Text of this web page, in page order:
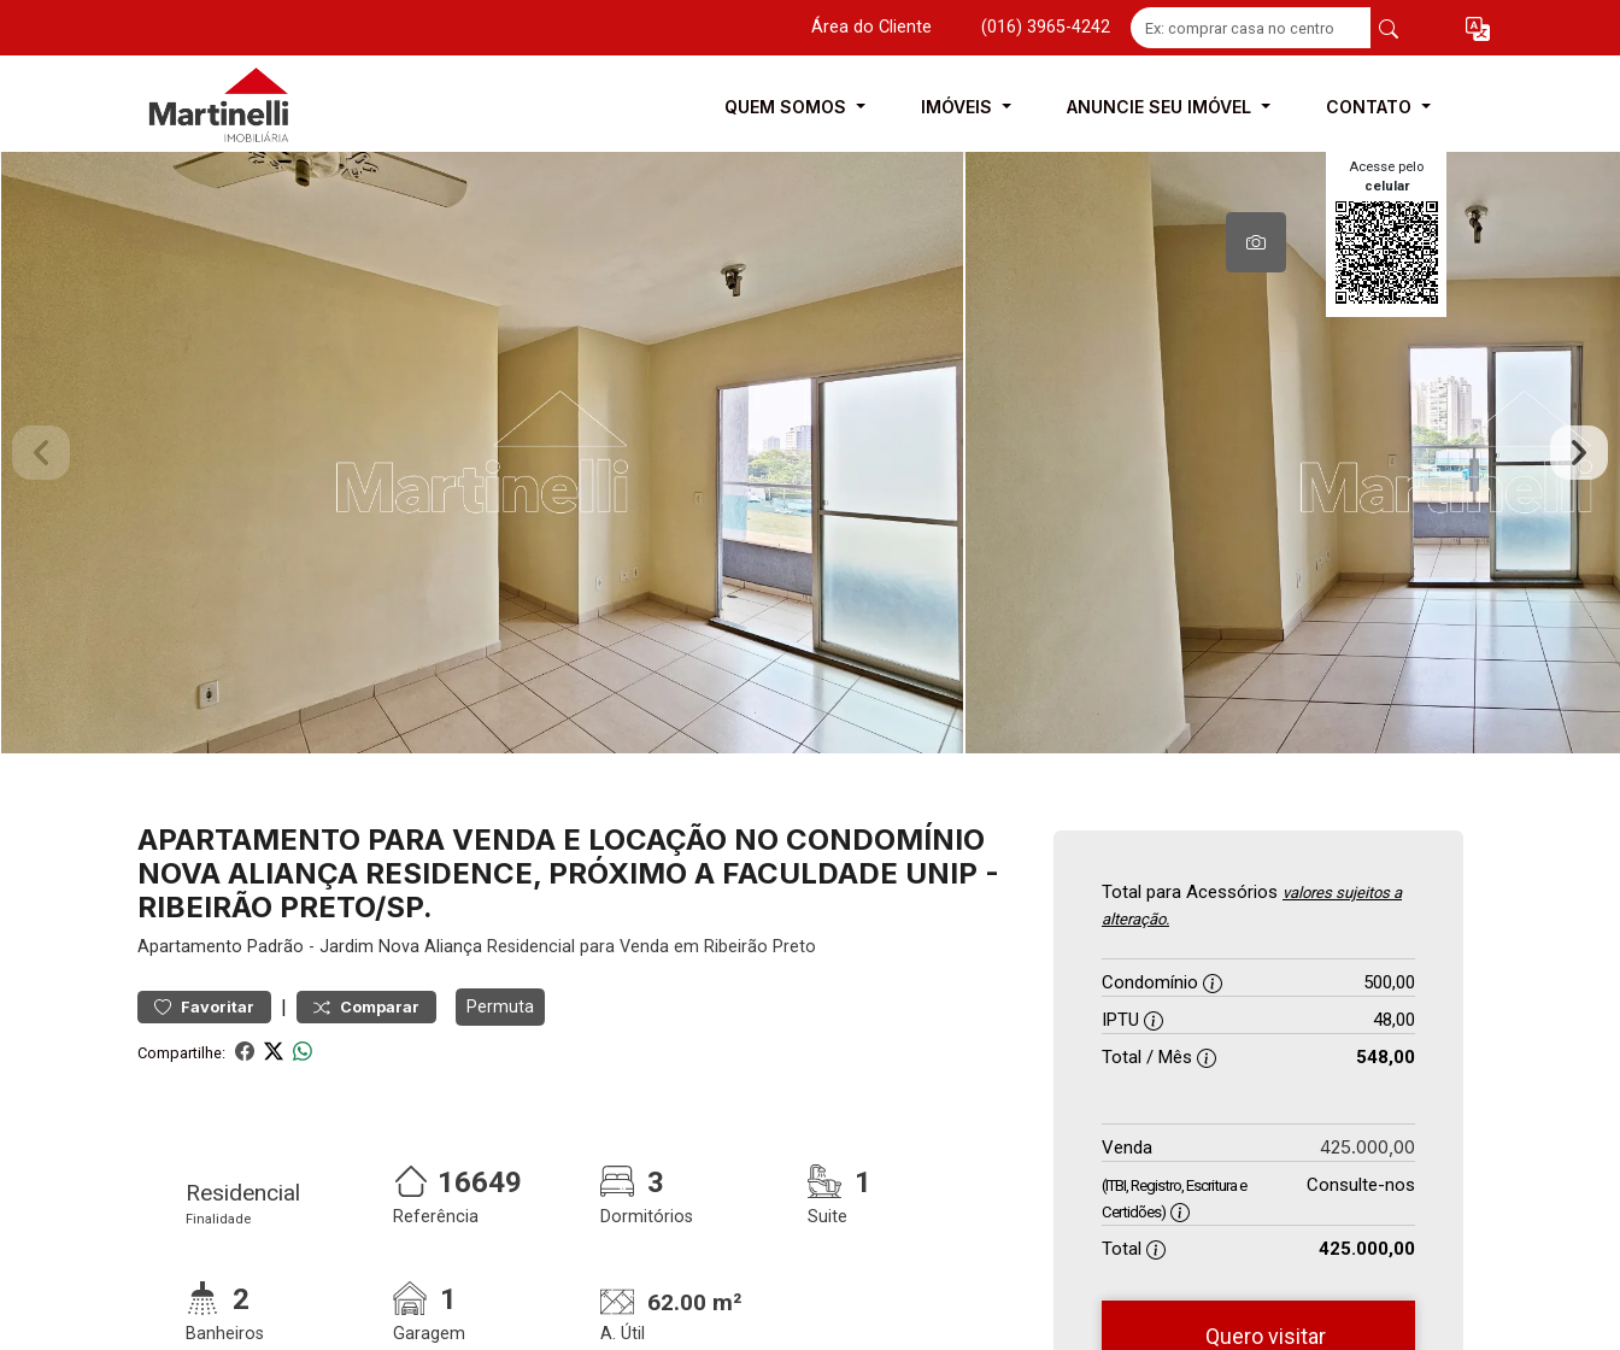
Área do Cliente (016) 3965-4242
QUEM SOMOS IMÓVEIS ANUNCIE SEU IMÓVEL CONTATO
Acesse pelo
celular
APARTAMENTO PARA VENDA E LOCAÇÃO NO CONDOMÍNIO
NOVA ALIANÇA RESIDENCE, PRÓXIMO A FACULDADE UNIP -
RIBEIRÃO PRETO/SP.
Apartamento Padrão - Jardim Nova Aliança Residencial para Venda em Ribeirão Preto
Favoritar | Comparar Permuta
Compartilhe:
Residencial
Finalidade
16649
Referência
3
Dormitórios
1
Suite
2
Banheiros
1
Garagem
62.00 m²
A. Útil
Total para Acessórios valores sujeitos a
alteração.
Condomínio
500,00
IPTU
48,00
Total / Mês
548,00
Venda 425.000,00
(ITBI, Registro, Escritura e
Certidões)
Consulte-nos
Total 425.000,00
Quero visitar